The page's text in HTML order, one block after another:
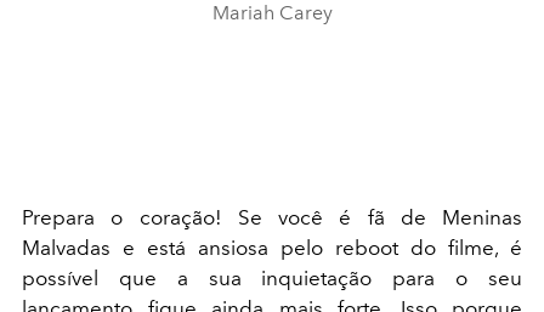
Mariah Carey
Prepara o coração! Se você é fã de Meninas
Malvadas e está ansiosa pelo reboot do filme, é
possível que a sua inquietação para o seu